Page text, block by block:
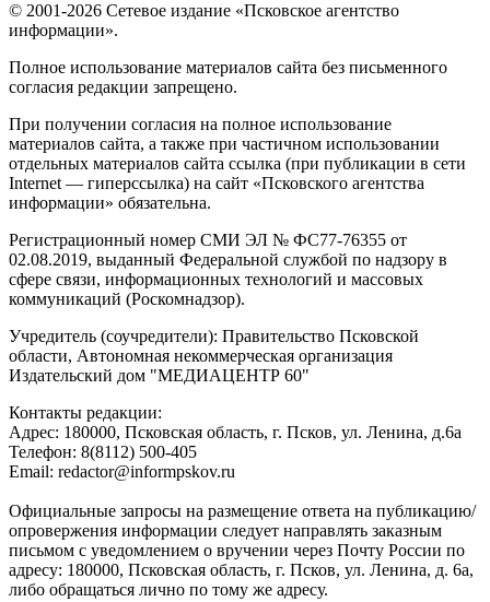
© 2001-2026 Сетевое издание «Псковское агентство
информации».
Полное использование материалов сайта без письменного
согласия редакции запрещено.
При получении согласия на полное использование
материалов сайта, а также при частичном использовании
отдельных материалов сайта ссылка (при публикации в сети
Internet — гиперссылка) на сайт «Псковского агентства
информации» обязательна.
Регистрационный номер СМИ ЭЛ № ФС77-76355 от
02.08.2019, выданный Федеральной службой по надзору в
сфере связи, информационных технологий и массовых
коммуникаций (Роскомнадзор).
Учредитель (соучредители): Правительство Псковской
области, Автономная некоммерческая организация
Издательский дом "МЕДИАЦЕНТР 60"
Контакты редакции:
Адреc: 180000, Псковская область, г. Псков, ул. Ленина, д.6а
Телефон: 8(8112) 500-405
Email: redactor@informpskov.ru
Официальные запросы на размещение ответа на публикацию/
опровержения информации следует направлять заказным
письмом с уведомлением о вручении через Почту России по
адресу: 180000, Псковская область, г. Псков, ул. Ленина, д. 6а,
либо обращаться лично по тому же адресу.